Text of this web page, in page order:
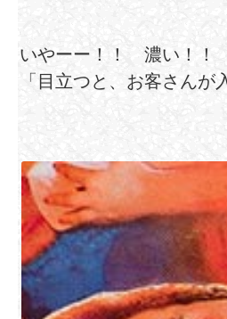
いやーー！！ 濃い！！
「目立つと、お客さん